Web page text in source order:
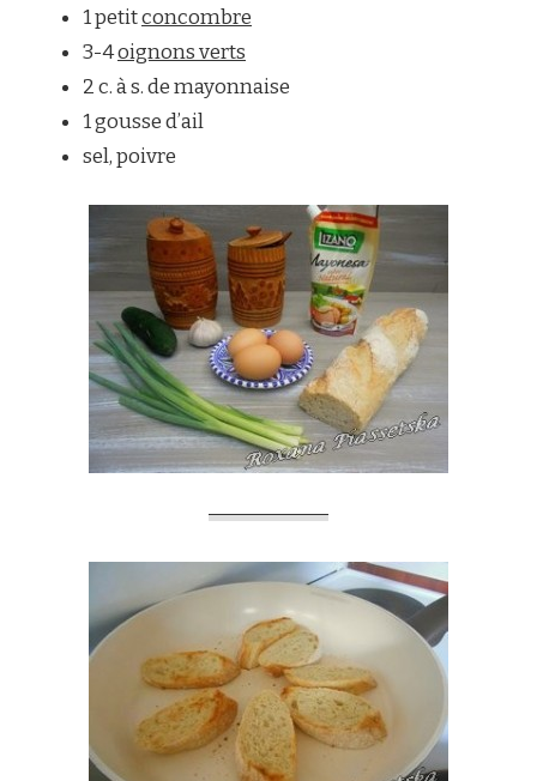
1 petitconcombre
3-4oignons verts
2 c. à s. de mayonnaise
1 gousse d’ail
sel, poivre